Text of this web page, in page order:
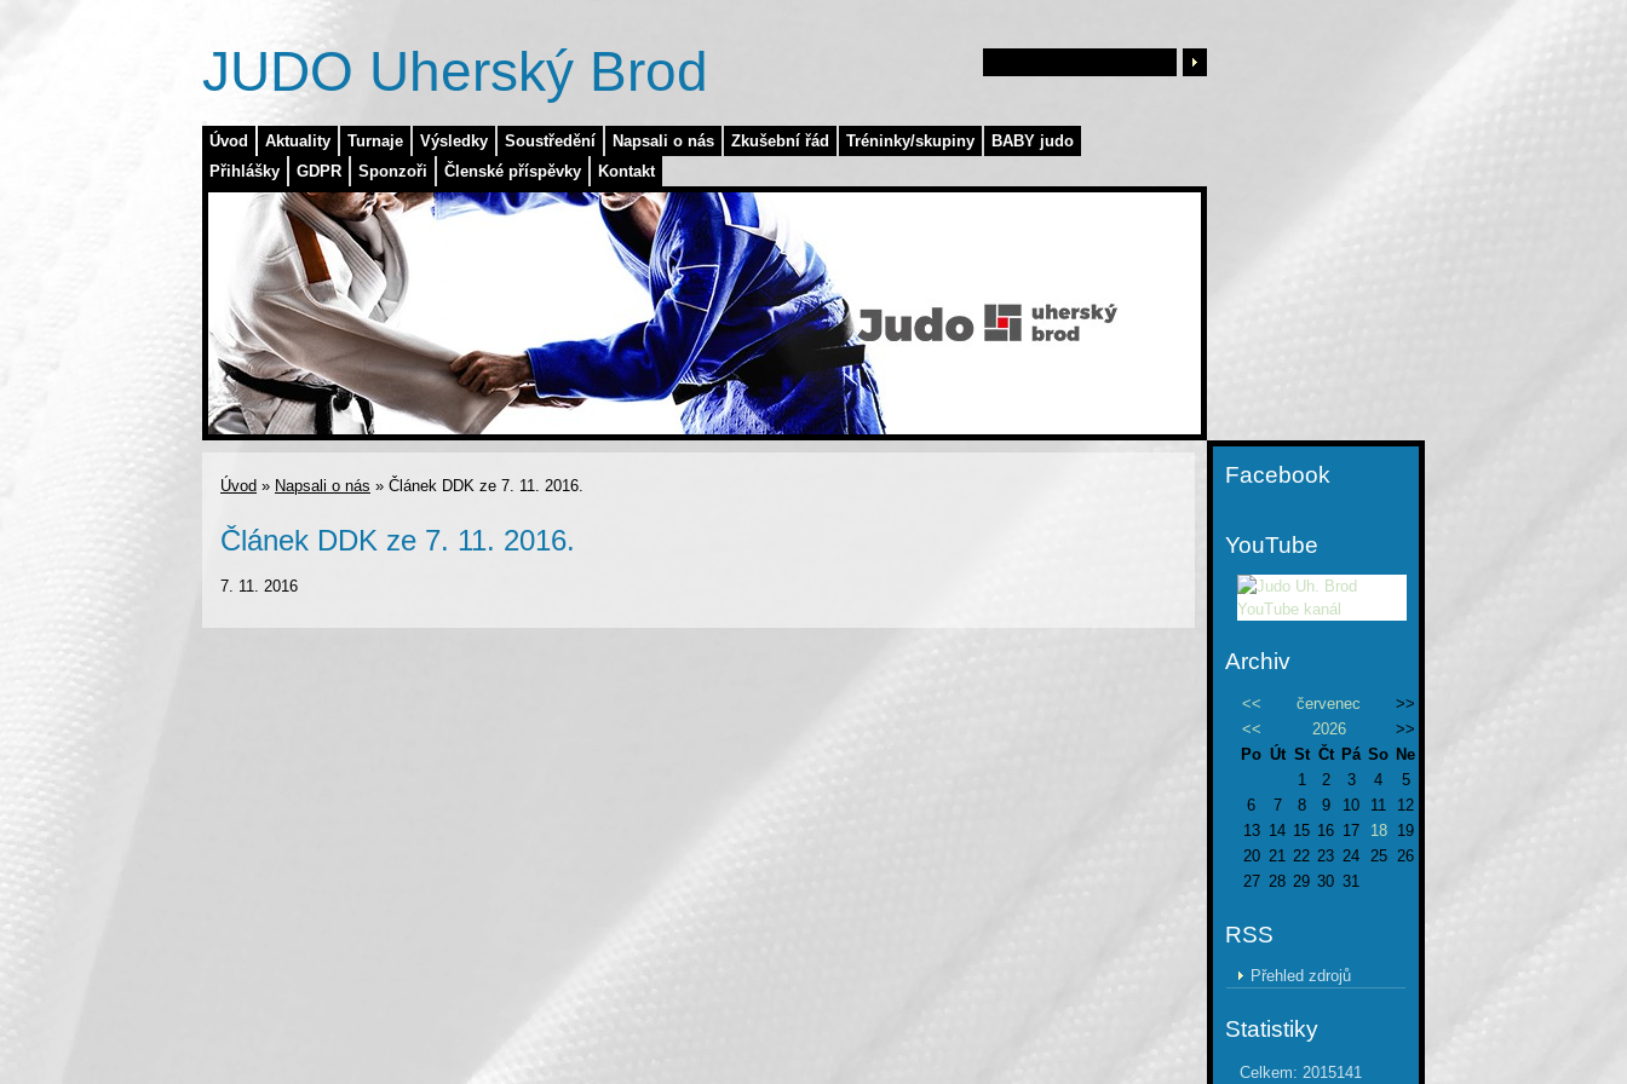
Úvod Aktuality Turnaje Výsledky Soustředění Napsali o nás Zkušební řád Tréninky/skupiny
BABY judo
Přihlášky
GDPR Sponzoři Členské příspěvky Kontakt
JUDO Uherský Brod
Úvod » Napsali o nás » Článek DDK ze 7. 11. 2016.
Článek DDK ze 7. 11. 2016.
7. 11. 2016
Facebook
YouTube
Archiv
<< červenec
>>
<<
2026
>>
Po Út St Čt Pá So Ne
1
2 3 4
5
6
7 8 9 10 11
12
13 14 15 16 17 18
19
20 21 22 23 24 25 26
27 28 29 30 31
RSS
Přehled zdrojů
Statistiky
Celkem: 2015141